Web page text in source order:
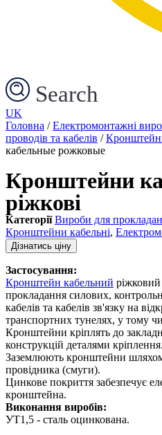
Search
UK
Головна /Електромонтажні
проводів та кабелів /
кабельные рожковые
Кронштейни
ріжкові
Категорії Вироби для
Кронштейни кабельні,
Дізнатись ціну
Застосування:
Кронштейн кабельний
прокладання силових,
кабелів та кабелів зв'язку на
транспортних тунелях, у тому
Кронштейни кріплять до
конструкцій деталями кріплення.
Заземлюють кронштейни
провідника (смуги).
Цинкове покриття забезпечує
кронштейна.
Виконання виробів:
УТ1,5 - сталь оцинкована.